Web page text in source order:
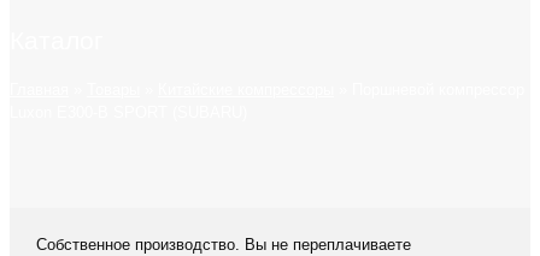
Собственное производство. Вы не переплачиваете